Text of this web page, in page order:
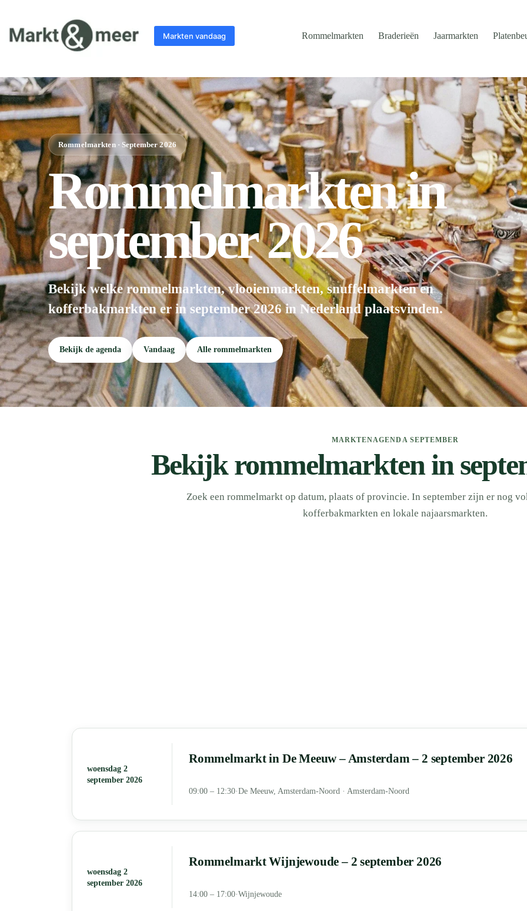
Markten vandaag Rommelmarkten Braderieën Jaarmarkten
Rommelmarkten · September 2026
Rommelmarkten in
september 2026
Bekijk welke rommelmarkten, vlooienmarkten, snuffelmarkten en
kofferbakmarkten er in september 2026 in Nederland plaatsvinden.
Bekijk de agenda Vandaag Alle rommelmarkten
MARKTENAGENDA SEPTEMBER
Bekijk rommelmarkten in
Zoek een rommelmarkt op datum, plaats of provincie. In september zijn er nog
kofferbakmarkten en lokale najaarsmarkten.
woensdag 2
september 2026
Rommelmarkt in De Meeuw – Amsterdam – 2 september 2026
09:00 – 12:30·De Meeuw, Amsterdam-Noord · Amsterdam-Noord
woensdag 2
september 2026
Rommelmarkt Wijnjewoude – 2 september 2026
14:00 – 17:00·Wijnjewoude